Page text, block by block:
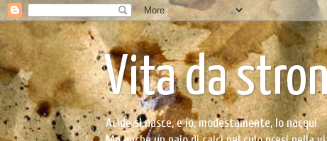
Vita da
Acide si nasce, e io, modestamente, lo nacqui.